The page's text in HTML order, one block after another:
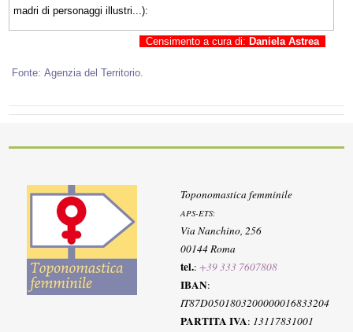
madri di personaggi illustri...):
Censimento a cura di: Daniela Astrea
Fonte: Agenzia del Territorio.
Toponomastica femminile
APS-ETS:
Via Nanchino, 256
00144 Roma
tel.:+39 333 7607808
IBAN:
IT87D0501803200000016833204
PARTITA IVA: 13117831001